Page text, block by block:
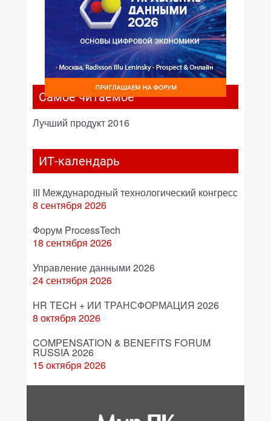
Самое читаемое
Лучший продукт 2016
ИТ-календарь
III Международный технологический конгресс
8 сентября 2026
Форум ProcessTech
18 сентября 2026
Управление данными 2026
24 сентября 2026
HR TECH + ИИ ТРАНСФОРМАЦИЯ 2026
8 октября 2026
COMPENSATION & BENEFITS FORUM
RUSSIA 2026
15 октября 2026